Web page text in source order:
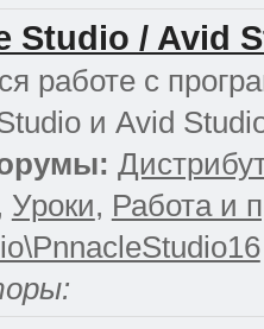
Studio / Avid
работе с
и Avid
Уроки, Работа и